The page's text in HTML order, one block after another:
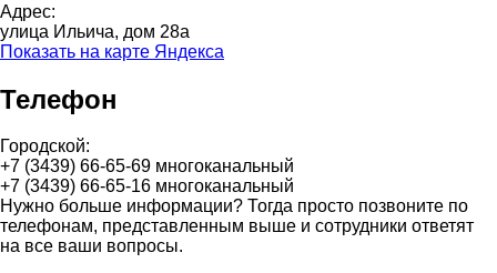
Адрес:
улица Ильича, дом 28а
Показать на карте Яндекса
Телефон
Городской:
+7 (3439) 66-65-69 многоканальный
+7 (3439) 66-65-16 многоканальный
Нужно больше информации? Тогда просто позвоните по
телефонам, представленным выше и сотрудники ответят
на все ваши вопросы.